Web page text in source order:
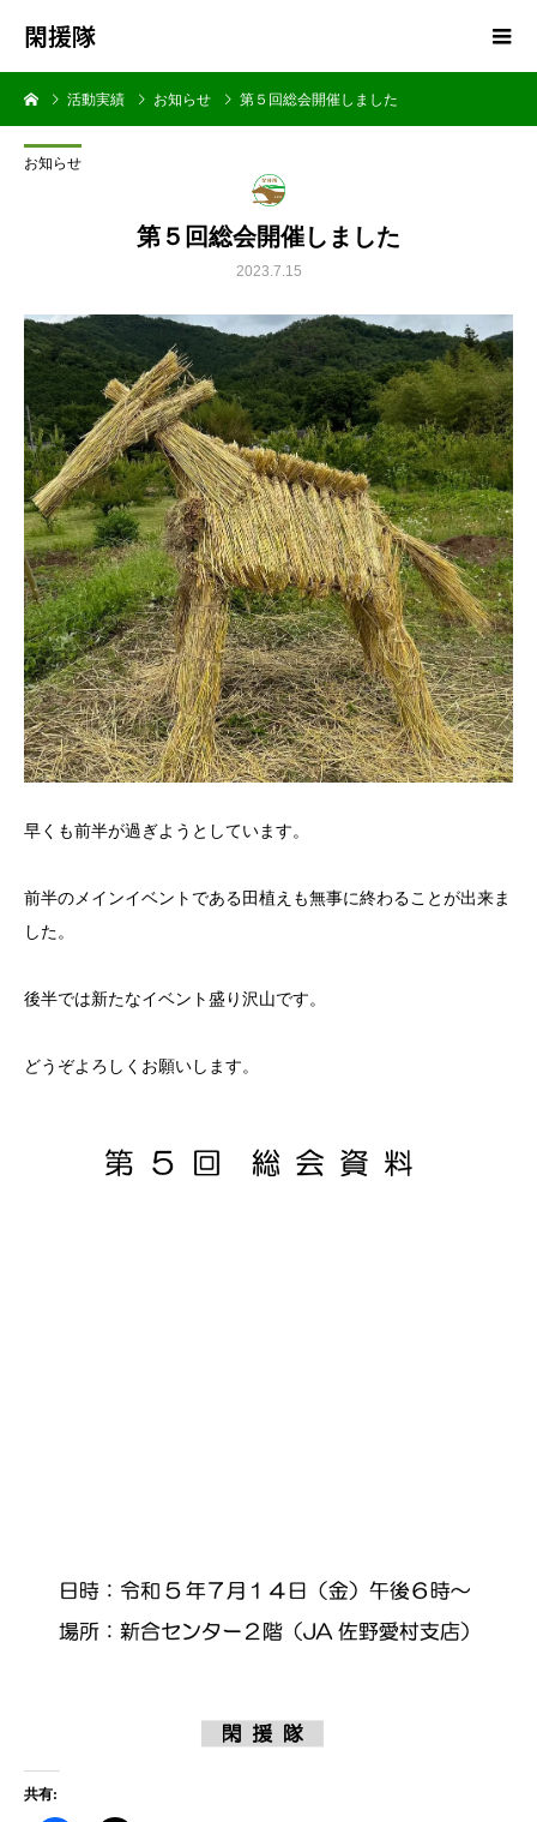
閑援隊
活動実績 お知らせ 第５回総会開催しました
お知らせ
第５回総会開催しました
2023.7.15
早くも前半が過ぎようとしています。
前半のメインイベントである田植えも無事に終わることが出来ま
した。
後半では新たなイベント盛り沢山です。
どうぞよろしくお願いします。
共有: